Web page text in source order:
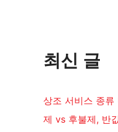
최신 글
상조 서비스 종
제 vs 후불제, 반